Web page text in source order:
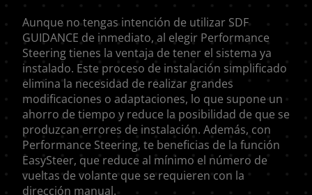
Latina (Español)
AND MIDDLE-
Aunque no tengas intención de utilizar SDF
GUIDANCE de inmediato, al elegir Performance
Steering tienes la ventaja de tener el sistema ya
instalado. Este proceso de instalación simplificado
elimina la necesidad de realizar grandes
modificaciones o adaptaciones, lo que supone un
ahorro de tiempo y reduce la posibilidad de que se
produzcan errores de instalación. Además, con
Performance Steering, te beneficias de la función
EasySteer, que reduce al mínimo el número de
vueltas de volante que se requieren con la
dirección manual.